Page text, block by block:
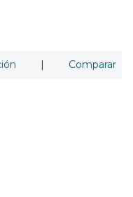
| Comparar